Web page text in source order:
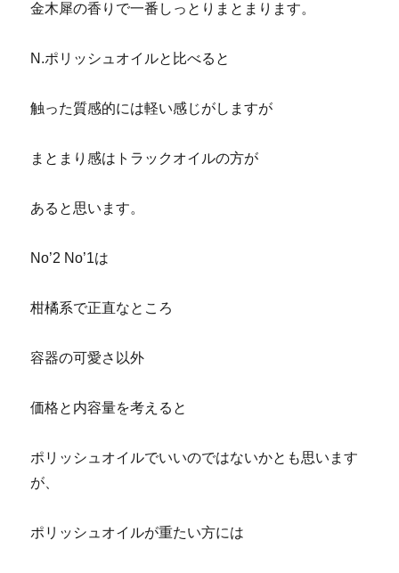
金木犀の香りで一番しっとりまとまります。
N.ポリッシュオイルと比べると
触った質感的には軽い感じがしますが
まとまり感はトラックオイルの方が
あると思います。
No’2 No’1は
柑橘系で正直なところ
容器の可愛さ以外
価格と内容量を考えると
ポリッシュオイルでいいのではないかとも思います
が、
ポリッシュオイルが重たい方には